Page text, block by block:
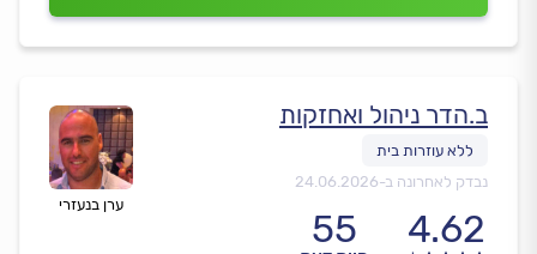
ערן בנעזרי
ב.הדר ניהול ואחזקות
נבדק לאחרונה ב-24.06.2026
4.62
55